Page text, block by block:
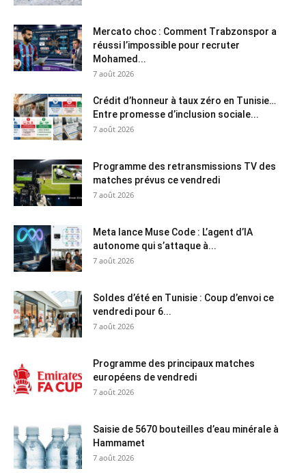
Mercato choc : Comment Trabzonspor a
réussi l’impossible pour recruter
Mohamed...
7 août 2026
Crédit d’honneur à taux zéro en Tunisie…
Entre promesse d’inclusion sociale...
7 août 2026
Programme des retransmissions TV des
matches prévus ce vendredi
7 août 2026
Meta lance Muse Code : L’agent d’IA
autonome qui s’attaque à...
7 août 2026
Soldes d’été en Tunisie : Coup d’envoi ce
vendredi pour 6...
7 août 2026
Programme des principaux matches
européens de vendredi
7 août 2026
Saisie de 5670 bouteilles d’eau minérale à
Hammamet
7 août 2026